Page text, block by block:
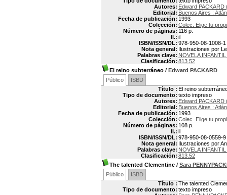
Autores: Edward PACKARD
Editorial: Buenos Aires :
Fecha de publicación: 1993
Colección: Colec. Elige tu
Número de páginas: 116 p.
Il.: il
ISBN/ISSN/DL: 978-950-08-1008-1
Nota general: Ilustraciones por
Palabras clave: NOVELA
Clasificación: 813.52
El reino subterráneo / Edward PACKARD
Público
ISBD
Título : El reino
Tipo de documento: texto impreso
Autores: Edward PACKARD
Editorial: Buenos Aires :
Fecha de publicación: 1993
Colección: Colec. Elige tu
Número de páginas: 108 p.
Il.: il
ISBN/ISSN/DL: 978-950-08-0559-9
Nota general: Ilustraciones por
Palabras clave: NOVELA
Clasificación: 813.52
The talented Clementine / Sara
Público
ISBD
Título : The talented
Tipo de documento: texto impreso